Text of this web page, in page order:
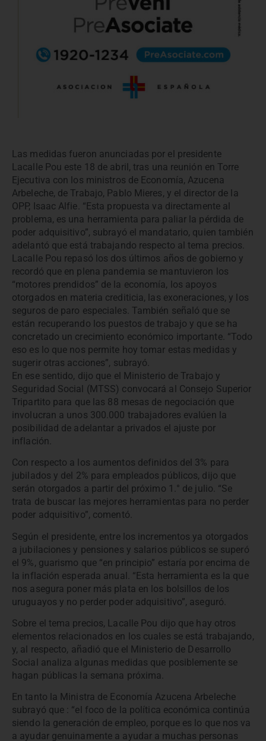
Las medidas fueron anunciadas por el presidente
Lacalle Pou este 18 de abril, tras una reunión en Torre
Ejecutiva con los ministros de Economía, Azucena
Arbeleche, de Trabajo, Pablo Mieres, y el director de la
OPP, Isaac Alfie. “Esta propuesta va directamente al
problema, es una herramienta para paliar la pérdida de
poder adquisitivo”, subrayó el mandatario, quien también
adelantó que está trabajando respecto al tema precios.
Lacalle Pou repasó los dos últimos años de gobierno y
recordó que en plena pandemia se mantuvieron los
“motores prendidos” de la economía, los apoyos
otorgados en materia crediticia, las exoneraciones, y los
seguros de paro especiales. También señaló que se
están recuperando los puestos de trabajo y que se ha
concretado un crecimiento económico importante. “Todo
eso es lo que nos permite hoy tomar estas medidas y
sugerir otras acciones”, subrayó.
En ese sentido, dijo que el Ministerio de Trabajo y
Seguridad Social (MTSS) convocará al Consejo Superior
Tripartito para que las 88 mesas de negociación que
involucran a unos 300.000 trabajadores evalúen la
posibilidad de adelantar a privados el ajuste por
inflación.
Con respecto a los aumentos definidos del 3% para
jubilados y del 2% para empleados públicos, dijo que
serán otorgados a partir del próximo 1.° de julio. “Se
trata de buscar las mejores herramientas para no perder
poder adquisitivo”, comentó.
Según el presidente, entre los incrementos ya otorgados
a jubilaciones y pensiones y salarios públicos se superó
el 9%, guarismo que “en principio” estaría por encima de
la inflación esperada anual. “Esta herramienta es la que
nos asegura poner más plata en los bolsillos de los
uruguayos y no perder poder adquisitivo”, aseguró.
Sobre el tema precios, Lacalle Pou dijo que hay otros
elementos relacionados en los cuales se está trabajando,
y, al respecto, añadió que el Ministerio de Desarrollo
Social analiza algunas medidas que posiblemente se
hagan públicas la semana próxima.
En tanto la Ministra de Economía Azucena Arbeleche
subrayó que : “el foco de la política económica continúa
siendo la generación de empleo, porque es lo que nos va
a ayudar genuinamente a ayudar a muchas personas